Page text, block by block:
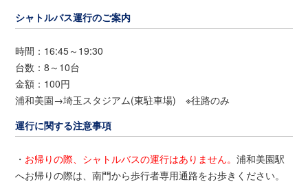
シャトルバス運行のご案内
時間：16:45～19:30
台数：8～10台
金額：100円
浦和美園→埼玉スタジアム(東駐車場) ※往路のみ
運行に関する注意事項
・ お帰りの際、シャトルバスの運行はありません。浦和美園駅
へお帰りの際は、南門から歩行者専用通路をお歩きください。